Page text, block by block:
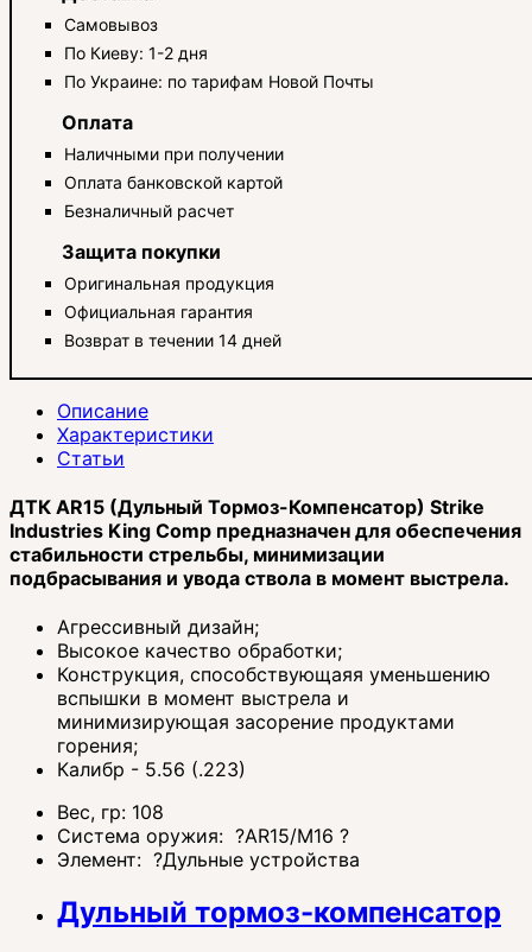
Самовывоз
По Киеву: 1-2 дня
По Украине: по тарифам Новой Почты
Оплата
Наличными при получении
Оплата банковской картой
Безналичный расчет
Защита покупки
Оригинальная продукция
Официальная гарантия
Возврат в течении 14 дней
Описание
Характеристики
Статьи
ДТК AR15 (Дульный Тормоз-Компенсатор) Strike
Industries King Comp предназначен для обеспечения
стабильности стрельбы, минимизации
подбрасывания и увода ствола в момент выстрела.
Агрессивный дизайн;
Высокое качество обработки;
Конструкция, способствующаяя уменьшению
вспышки в момент выстрела и
минимизирующая засорение продуктами
горения;
Калибр - 5.56 (.223)
Вес, гр: 108
Система оружия: ?AR15/M16 ?
Элемент: ?Дульные устройства
Дульный тормоз-компенсатор